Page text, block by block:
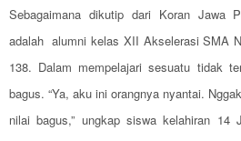
Sebagaimana dikutip dari Koran Jawa
adalah alumni kelas XII Akselerasi SMA
138. Dalam mempelajari sesuatu tidak
bagus. “Ya, aku ini orangnya nyantai.
nilai bagus,” ungkap siswa kelahiran